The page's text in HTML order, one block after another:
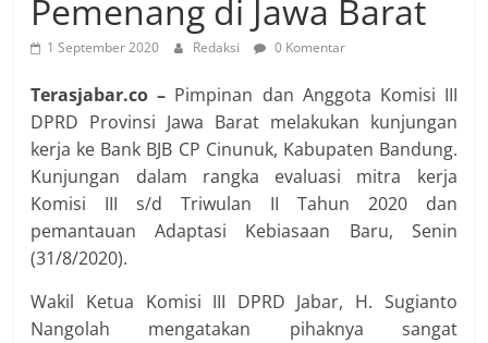
Pemenang di Jawa Barat
1 September 2020 Redaksi 0 Komentar
Terasjabar.co – Pimpinan dan Anggota Komisi III
DPRD Provinsi Jawa Barat melakukan kunjungan
kerja ke Bank BJB CP Cinunuk, Kabupaten Bandung.
Kunjungan dalam rangka evaluasi mitra kerja
Komisi III s/d Triwulan II Tahun 2020 dan
pemantauan Adaptasi Kebiasaan Baru, Senin
(31/8/2020).
Wakil Ketua Komisi III DPRD Jabar, H. Sugianto
Nangolah mengatakan pihaknya sangat